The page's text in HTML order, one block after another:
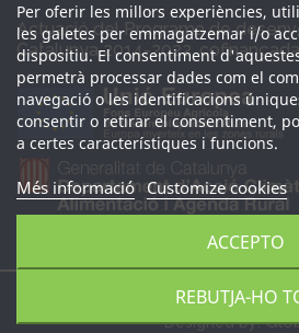
Per oferir les millors experiències,
les galetes per emmagatzemar i/o
dispositiu. El consentiment
permetrà processar dades com el
navegació o les identificacions
consentir o retirar el consentiment,
a certes característiques i funcions.
Més informació Customize cookies
REBUTJA-HO
ACCEPTO
Actuació del Programa de
Catalunya 2014-2022,
Tots els drets reservats 2026 ©
Designed by: